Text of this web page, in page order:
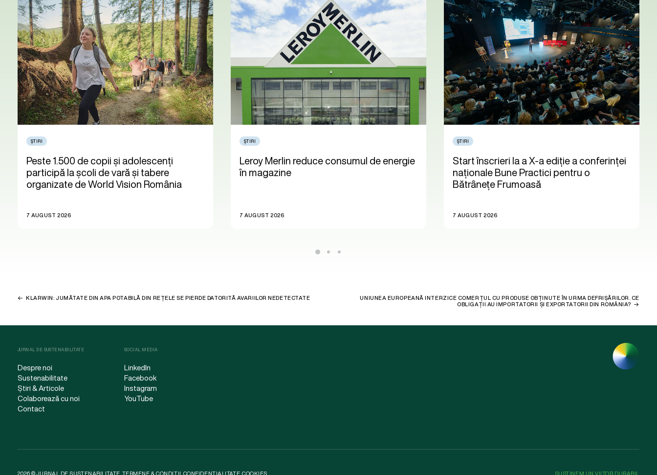
ȘTIRI
Peste 1.500 de copii și adolescenți
participă la școli de vară și tabere
organizate de World Vision România
7 AUGUST 2026
ȘTIRI
Leroy Merlin reduce consumul de energie
în magazine
7 AUGUST 2026
ȘTIRI
Start înscrieri la a X-a ediție a conferinței
naționale Bune Practici pentru o
Bătrânețe Frumoasă
7 AUGUST 2026
KLARWIN: JUMĂTATE DIN APA POTABILĂ DIN REȚELE SE PIERDE DATORITĂ AVARIILOR NEDETECTATE
UNIUNEA EUROPEANĂ INTERZICE COMERȚUL CU PRODUSE OBȚINUTE ÎN URMA DEFRIȘĂRILOR. CE
OBLIGAȚII AU IMPORTATORII ȘI EXPORTATORII DIN ROMÂNIA?
JURNAL DE SUSTENABILITATE
Despre noi
Sustenabilitate
Știri & Articole
Colaborează cu noi
Contact
SOCIAL MEDIA
LinkedIn
Facebook
Instagram
YouTube